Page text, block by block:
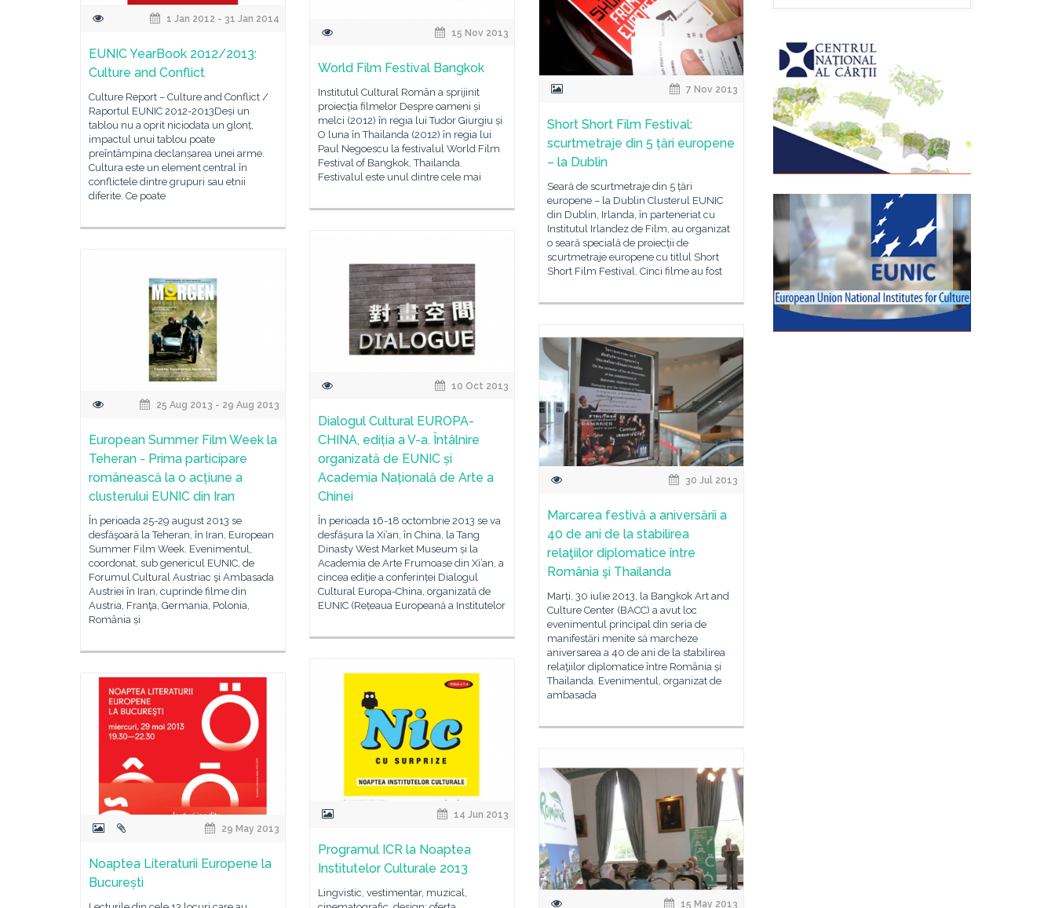
1 Jan 2012 - 31 Jan 2014
EUNIC YearBook 2012/2013:
Culture and Conflict
Culture Report – Culture and Conflict /
Raportul EUNIC 2012-2013Deși un
tablou nu a oprit niciodata un glonț,
impactul unui tablou poate
preîntâmpina declanșarea unei arme.
Cultura este un element central în
conflictele dintre grupuri sau etnii
diferite. Ce poate
15 Nov 2013
World Film Festival Bangkok
Institutul Cultural Român a sprijinit
proiecția filmelor Despre oameni și
melci (2012) în regia lui Tudor Giurgiu și
O luna în Thailanda (2012) în regia lui
Paul Negoescu la festivalul World Film
Festival of Bangkok, Thailanda.
Festivalul este unul dintre cele mai
7 Nov 2013
Short Short Film Festival:
scurtmetraje din 5 țări europene
– la Dublin
Seară de scurtmetraje din 5 țări
europene – la Dublin Clusterul EUNIC
din Dublin, Irlanda, în parteneriat cu
Institutul Irlandez de Film, au organizat
o seară specială de proiecții de
scurtmetraje europene cu titlul Short
Short Film Festival. Cinci filme au fost
10 Oct 2013
Dialogul Cultural EUROPA-
CHINA, ediția a V-a. Întâlnire
organizată de EUNIC și
Academia Națională de Arte a
Chinei
În perioada 16-18 octombrie 2013 se va
desfășura la Xi’an, în China, la Tang
Dinasty West Market Museum și la
Academia de Arte Frumoase din Xi’an, a
cincea ediție a conferinței Dialogul
Cultural Europa-China, organizată de
EUNIC (Rețeaua Europeană a Institutelor
25 Aug 2013 - 29 Aug 2013
European Summer Film Week la
Teheran - Prima participare
românească la o acțiune a
clusterului EUNIC din Iran
În perioada 25-29 august 2013 se
desfăşoară la Teheran, în Iran, European
Summer Film Week. Evenimentul,
coordonat, sub genericul EUNIC, de
Forumul Cultural Austriac şi Ambasada
Austriei în Iran, cuprinde filme din
Austria, Franţa, Germania, Polonia,
România și
30 Jul 2013
Marcarea festivă a aniversării a
40 de ani de la stabilirea
relaţiilor diplomatice între
România şi Thailanda
Marți, 30 iulie 2013, la Bangkok Art and
Culture Center (BACC) a avut loc
evenimentul principal din seria de
manifestări menite să marcheze
aniversarea a 40 de ani de la stabilirea
relaţiilor diplomatice între România și
Thailanda. Evenimentul, organizat de
ambasada
14 Jun 2013
Programul ICR la Noaptea
Institutelor Culturale 2013
Lingvistic, vestimentar, muzical,
29 May 2013
Noaptea Literaturii Europene la
București
15 May 2013